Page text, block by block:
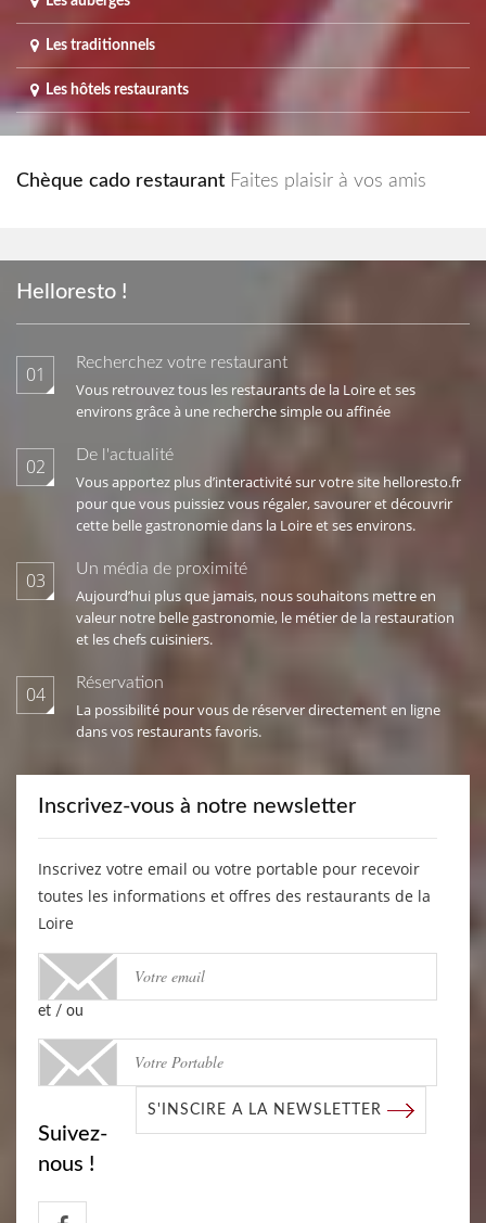
Les traditionnels
Les hôtels restaurants
Chèque cado restaurant Faites plaisir à vos amis
Helloresto !
01 Recherchez votre restaurant
Vous retrouvez tous les restaurants de la Loire et ses
environs grâce à une recherche simple ou affinée
02 De l'actualité
Vous apportez plus d’interactivité sur votre site helloresto.fr
pour que vous puissiez vous régaler, savourer et découvrir
cette belle gastronomie dans la Loire et ses environs.
03 Un média de proximité
Aujourd’hui plus que jamais, nous souhaitons mettre en
valeur notre belle gastronomie, le métier de la restauration
et les chefs cuisiniers.
04 Réservation
La possibilité pour vous de réserver directement en ligne
dans vos restaurants favoris.
Inscrivez-vous à notre newsletter
Inscrivez votre email ou votre portable pour recevoir
toutes les informations et offres des restaurants de la
Loire
et / ou
S'INSCIRE A LA NEWSLETTER
Suivez-
nous !